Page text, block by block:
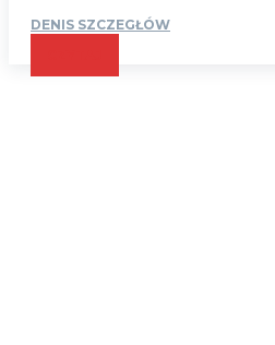
DENIS SZCZEGŁÓW